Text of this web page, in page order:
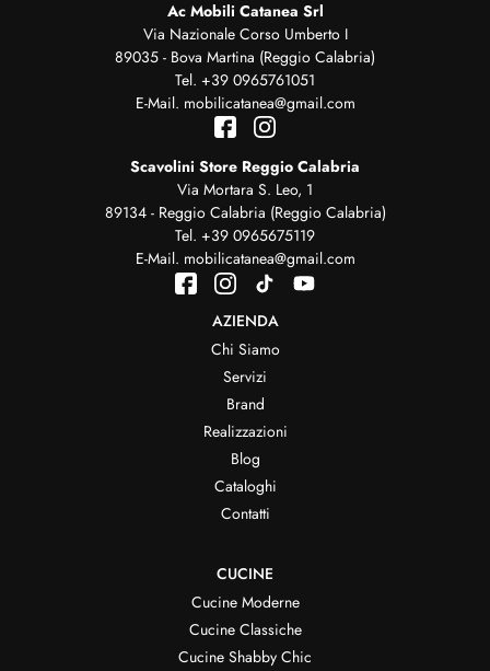
Ac Mobili Catanea Srl
Via Nazionale Corso Umberto I
89035 - Bova Martina (Reggio Calabria)
Tel. +39 0965761051
E-Mail. mobilicatanea@gmail.com
Scavolini Store Reggio Calabria
Via Mortara S. Leo, 1
89134 - Reggio Calabria (Reggio Calabria)
Tel. +39 0965675119
E-Mail. mobilicatanea@gmail.com
AZIENDA
Chi Siamo
Servizi
Brand
Realizzazioni
Blog
Cataloghi
Contatti
CUCINE
Cucine Moderne
Cucine Classiche
Cucine Shabby Chic